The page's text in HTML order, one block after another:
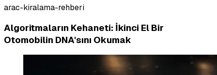
arac-kiralama-rehberi
Algoritmaların Kehaneti: İkinci El Bir
Otomobilin DNA'sını Okumak